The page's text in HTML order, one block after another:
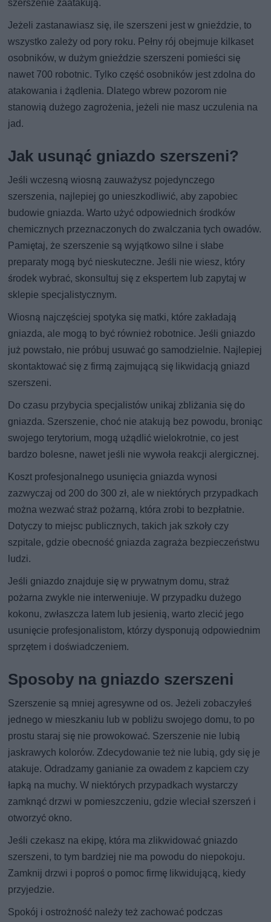
szerszenie zaatakują.
Jeżeli zastanawiasz się, ile szerszeni jest w gnieździe, to
wszystko zależy od pory roku. Pełny rój obejmuje kilkaset
osobników, w dużym gnieździe szerszeni pomieści się
nawet 700 robotnic. Tylko część osobników jest zdolna do
atakowania i żądlenia. Dlatego wbrew pozorom nie
stanowią dużego zagrożenia, jeżeli nie masz uczulenia na
jad.
Jak usunąć gniazdo szerszeni?
Jeśli wczesną wiosną zauważysz pojedynczego
szerszenia, najlepiej go unieszkodliwić, aby zapobiec
budowie gniazda. Warto użyć odpowiednich środków
chemicznych przeznaczonych do zwalczania tych owadów.
Pamiętaj, że szerszenie są wyjątkowo silne i słabe
preparaty mogą być nieskuteczne. Jeśli nie wiesz, który
środek wybrać, skonsultuj się z ekspertem lub zapytaj w
sklepie specjalistycznym.
Wiosną najczęściej spotyka się matki, które zakładają
gniazda, ale mogą to być również robotnice. Jeśli gniazdo
już powstało, nie próbuj usuwać go samodzielnie. Najlepiej
skontaktować się z firmą zajmującą się likwidacją gniazd
szerszeni.
Do czasu przybycia specjalistów unikaj zbliżania się do
gniazda. Szerszenie, choć nie atakują bez powodu, broniąc
swojego terytorium, mogą użądlić wielokrotnie, co jest
bardzo bolesne, nawet jeśli nie wywoła reakcji alergicznej.
Koszt profesjonalnego usunięcia gniazda wynosi
zazwyczaj od 200 do 300 zł, ale w niektórych przypadkach
można wezwać straż pożarną, która zrobi to bezpłatnie.
Dotyczy to miejsc publicznych, takich jak szkoły czy
szpitale, gdzie obecność gniazda zagraża bezpieczeństwu
ludzi.
Jeśli gniazdo znajduje się w prywatnym domu, straż
pożarna zwykle nie interweniuje. W przypadku dużego
kokonu, zwłaszcza latem lub jesienią, warto zlecić jego
usunięcie profesjonalistom, którzy dysponują odpowiednim
sprzętem i doświadczeniem.
Sposoby na gniazdo szerszeni
Szerszenie są mniej agresywne od os. Jeżeli zobaczyłeś
jednego w mieszkaniu lub w pobliżu swojego domu, to po
prostu staraj się nie prowokować. Szerszenie nie lubią
jaskrawych kolorów. Zdecydowanie też nie lubią, gdy się je
atakuje. Odradzamy ganianie za owadem z kapciem czy
łapką na muchy. W niektórych przypadkach wystarczy
zamknąć drzwi w pomieszczeniu, gdzie wleciał szerszeń i
otworzyć okno.
Jeśli czekasz na ekipę, która ma zlikwidować gniazdo
szerszeni, to tym bardziej nie ma powodu do niepokoju.
Zamknij drzwi i poproś o pomoc firmę likwidującą, kiedy
przyjedzie.
Spokój i ostrożność należy też zachować podczas